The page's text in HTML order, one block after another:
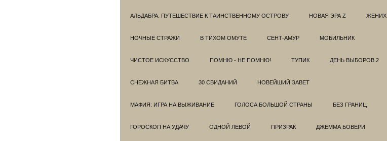
АЛЬДАБРА. ПУТЕШЕСТВИЕ К ТАИНСТВЕННОМУ ОСТРОВУ НОВАЯ ЭРА Z ЖЕНИХ
НОЧНЫЕ СТРАЖИ В ТИХОМ ОМУТЕ СЕНТ-АМУР МОБИЛЬНИК
ЧИСТОЕ ИСКУССТВО ПОМНЮ - НЕ ПОМНЮ! ТУПИК ДЕНЬ ВЫБОРОВ 2
СНЕЖНАЯ БИТВА 30 СВИДАНИЙ НОВЕЙШИЙ ЗАВЕТ
МАФИЯ: ИГРА НА ВЫЖИВАНИЕ ГОЛОСА БОЛЬШОЙ СТРАНЫ БЕЗ ГРАНИЦ
ГОРОСКОП НА УДАЧУ ОДНОЙ ЛЕВОЙ ПРИЗРАК ДЖЕММА БОВЕРИ